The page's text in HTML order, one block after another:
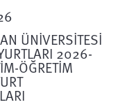
ÜNİVERSİTESİ
2026-
ÖĞRETİM